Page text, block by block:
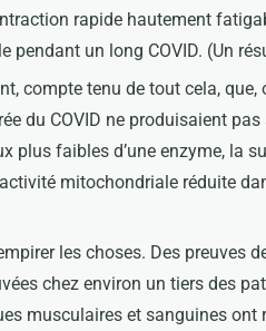
rapide hautement
pendant un long COVID. (Un
compte tenu de tout cela,
du COVID ne produisaient
plus faibles d’une enzyme, la
mitochondriale réduite
les choses. Des
chez environ un tiers des
musculaires et sanguines ont